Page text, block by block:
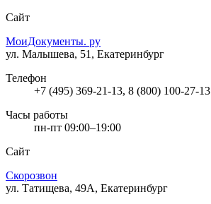
Сайт
МоиДокументы. ру
ул. Малышева, 51, Екатеринбург
Телефон
+7 (495) 369-21-13, 8 (800) 100-27-13
Часы работы
пн-пт 09:00–19:00
Сайт
Скорозвон
ул. Татищева, 49А, Екатеринбург